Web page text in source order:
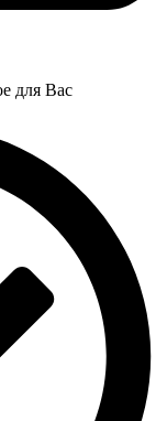
для Вас